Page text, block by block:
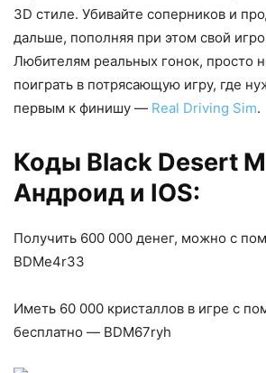
3D стиле. Убивайте соперников и
дальше, пополняя при этом свой
Любителям реальных гонок, просто
поиграть в потрясающую игру, где
первым к финишу — Real Driving Sim.
Коды Black Desert
Андроид и IOS:
Получить 600 000 денег, можно с
BDMe4r33
Иметь 60 000 кристаллов в игре с
бесплатно — BDM67ryh